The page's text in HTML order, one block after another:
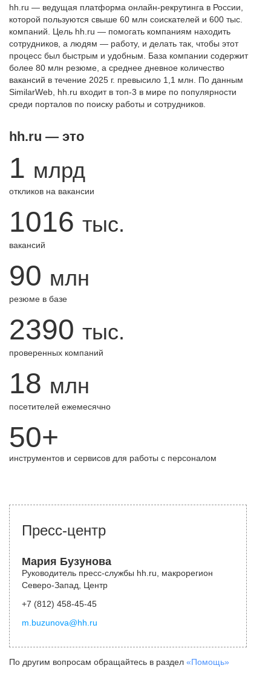
hh.ru — ведущая платформа онлайн-рекрутинга в России,
которой пользуются свыше 60 млн соискателей и 600 тыс.
компаний. Цель hh.ru — помогать компаниям находить
сотрудников, а людям — работу, и делать так, чтобы этот
процесс был быстрым и удобным. База компании содержит
более 80 млн резюме, а среднее дневное количество
вакансий в течение 2025 г. превысило 1,1 млн. По данным
SimilarWeb, hh.ru входит в топ-3 в мире по популярности
среди порталов по поиску работы и сотрудников.
hh.ru — это
1 млрд
откликов на вакансии
1016 тыс.
вакансий
90 млн
резюме в базе
2390 тыс.
проверенных компаний
18 млн
посетителей ежемесячно
50+
инструментов и сервисов для работы с персоналом
Пресс-центр
Мария Бузунова
Руководитель пресс-службы hh.ru, макрорегион
Северо-Запад, Центр
+7 (812) 458-45-45
m.buzunova@hh.ru
По другим вопросам обращайтесь в раздел «Помощь»